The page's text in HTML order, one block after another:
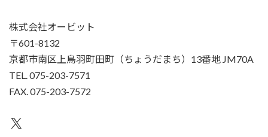
株式会社オービット
〒601-8132
京都市南区上鳥羽町田町（ちょうだまち）13番地 JM70A
TEL. 075-203-7571
FAX. 075-203-7572
X